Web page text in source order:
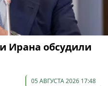
Ирана обсудили
05 АВГУСТА 2026 17:48